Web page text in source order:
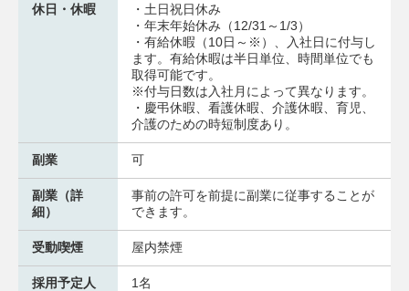
休日・休暇
・土日祝日休み
・年末年始休み（12/31～1/3）
・有給休暇（10日～※）、入社日に付与し
ます。有給休暇は半日単位、時間単位でも
取得可能です。
※付与日数は入社月によって異なります。
・慶弔休暇、看護休暇、介護休暇、育児、
介護のための時短制度あり。
副業 可
副業（詳
細）
事前の許可を前提に副業に従事することが
できます。
受動喫煙 屋内禁煙
採用予定人 1名